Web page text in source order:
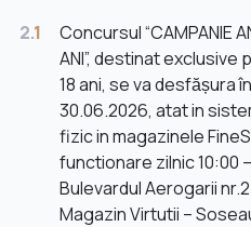
2.1
Concursul “CAMPANIE
ANI”, destinat
18 ani, se va desfășura
30.06.2026, atat in
fizic in magazinele
functionare zilnic 10:00
Bulevardul Aerogarii
Magazin Virtutii –